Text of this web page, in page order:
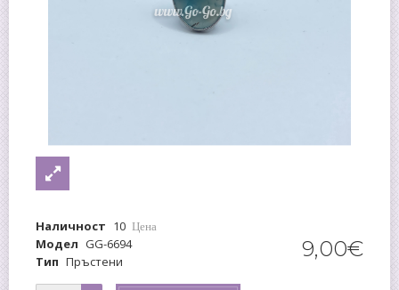
Наличност 10
Модел GG-6694
Тип Пръстени
Цена
9,00€